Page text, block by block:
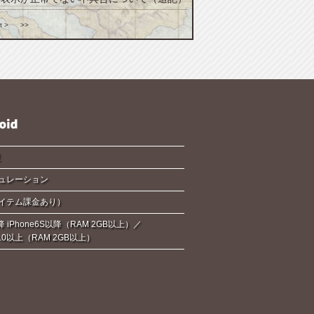
> >>
レーション
テム課金あり）
iPhone6S以降（RAM 2GB以上）／
以上（RAM 2GB以上）